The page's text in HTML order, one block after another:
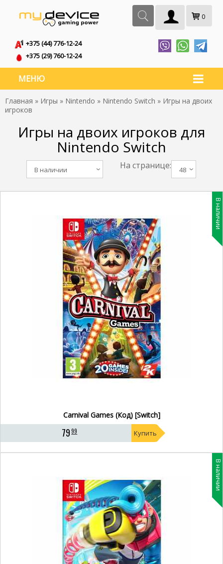
0
+375 (44) 776-12-24
+375 (29) 760-12-24
МЕНЮ
Главная » Игры » Nintendo » Nintendo Switch » Игры на двоих
игроков
Игры на двоих игроков для
Nintendo Switch
На странице: 48
В наличии
В наличии
Carnival Games (Код) [Switch]
7999 Купить
В наличии